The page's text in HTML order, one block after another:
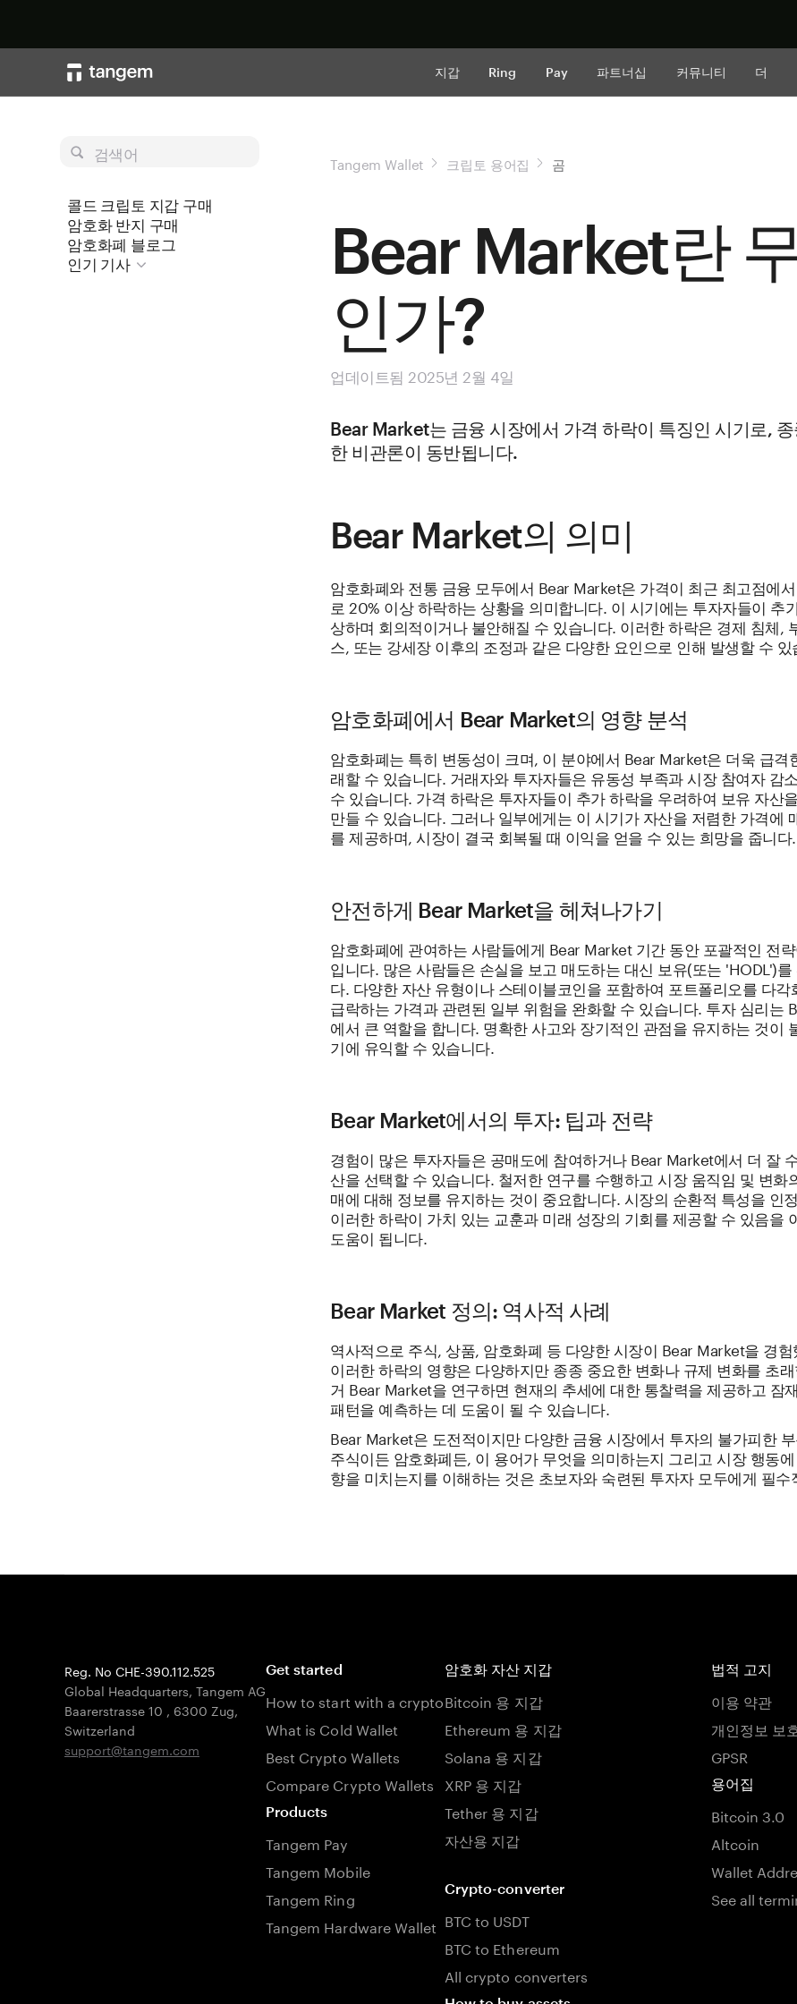
지갑 Ring Pay 파트너십 커뮤니티 더
검색어
콜드 크립토 지갑 구매
암호화 반지 구매
암호화폐 블로그
인기 기사
Tangem Wallet 크립토 용어집 곰
Bear Market란
인가?
업데이트됨 2025년 2월 4일
Bear Market는 금융 시장에서 가격 하락이 특징인 시기로, 종
한 비관론이 동반됩니다.
Bear Market의 의미
암호화폐와 전통 금융 모두에서 Bear Market은 가격이 최근 최고점에
로 20% 이상 하락하는 상황을 의미합니다. 이 시기에는 투자자들이 추
상하며 회의적이거나 불안해질 수 있습니다. 이러한 하락은 경제 침체,
스, 또는 강세장 이후의 조정과 같은 다양한 요인으로 인해 발생할 수 있
암호화폐에서 Bear Market의 영향 분석
암호화폐는 특히 변동성이 크며, 이 분야에서 Bear Market은 더욱 급격
래할 수 있습니다. 거래자와 투자자들은 유동성 부족과 시장 참여자 감
수 있습니다. 가격 하락은 투자자들이 추가 하락을 우려하여 보유 자산
만들 수 있습니다. 그러나 일부에게는 이 시기가 자산을 저렴한 가격에
를 제공하며, 시장이 결국 회복될 때 이익을 얻을 수 있는 희망을 줍니다.
안전하게 Bear Market을 헤쳐나가기
암호화폐에 관여하는 사람들에게 Bear Market 기간 동안 포괄적인 전
입니다. 많은 사람들은 손실을 보고 매도하는 대신 보유(또는 'HODL')를
다. 다양한 자산 유형이나 스테이블코인을 포함하여 포트폴리오를 다각
급락하는 가격과 관련된 일부 위험을 완화할 수 있습니다. 투자 심리는
에서 큰 역할을 합니다. 명확한 사고와 장기적인 관점을 유지하는 것이
기에 유익할 수 있습니다.
Bear Market에서의 투자: 팁과 전략
경험이 많은 투자자들은 공매도에 참여하거나 Bear Market에서 더 잘
산을 선택할 수 있습니다. 철저한 연구를 수행하고 시장 움직임 및 변화
매에 대해 정보를 유지하는 것이 중요합니다. 시장의 순환적 특성을 인
이러한 하락이 가치 있는 교훈과 미래 성장의 기회를 제공할 수 있음을
도움이 됩니다.
Bear Market 정의: 역사적 사례
역사적으로 주식, 상품, 암호화폐 등 다양한 시장이 Bear Market을 경험
이러한 하락의 영향은 다양하지만 종종 중요한 변화나 규제 변화를 초
거 Bear Market을 연구하면 현재의 추세에 대한 통찰력을 제공하고 잠
패턴을 예측하는 데 도움이 될 수 있습니다.
Bear Market은 도전적이지만 다양한 금융 시장에서 투자의 불가피한
주식이든 암호화폐든, 이 용어가 무엇을 의미하는지 그리고 시장 행동
향을 미치는지를 이해하는 것은 초보자와 숙련된 투자자 모두에게 필수
Reg. No CHE-390.112.525
Global Headquarters, Tangem AG
Baarerstrasse 10 , 6300 Zug,
Switzerland
support@tangem.com
Get started
How to start with a crypto
What is Cold Wallet
Best Crypto Wallets
Compare Crypto Wallets
Products
Tangem Pay
Tangem Mobile
Tangem Ring
Tangem Hardware Wallet
암호화 자산 지갑
Bitcoin 용 지갑
Ethereum 용 지갑
Solana 용 지갑
XRP 용 지갑
Tether 용 지갑
자산용 지갑
Crypto-converter
BTC to USDT
BTC to Ethereum
All crypto converters
법적 고지
이용 약관
개인정보 보
GPSR
용어집
Bitcoin 3.0
Altcoin
Wallet
See all